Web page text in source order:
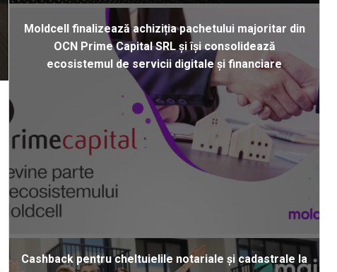
Moldcell finalizează achiziția pachetului majoritar din
OCN Prime Capital SRL și își consolidează
ecosistemul de servicii digitale și financiare
Cashback pentru cheltuielile notariale și cadastrale la